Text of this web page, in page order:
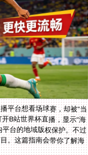
平台想看场球赛，却被“当
B站世界杯直播，显示“海
台的地域版权保护。不过
。这篇指南会带你了解海